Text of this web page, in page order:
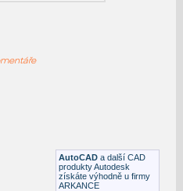
fitting
potrubí
AutoCAD a další CAD
produkty Autodesk
získáte výhodně u firmy
ARKANCE